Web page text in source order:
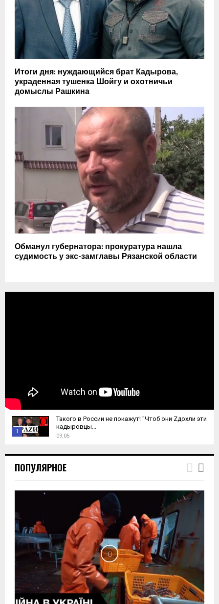
Итоги дня: нуждающийся брат Кадырова,
украденная тушенка Шойгу и охотничьи
домыслы Рашкина
Обманул губернатора: прокуратура нашла
судимость у экс-замглавы Рязанской области
1
h
u
y
b
e
Такого в России не покажут! "Чтоб они Zдохли эти
кадыровцы...
09:05
ПОПУЛЯРНОЕ